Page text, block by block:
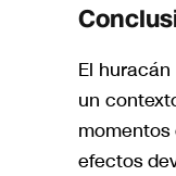
El
un
efectos